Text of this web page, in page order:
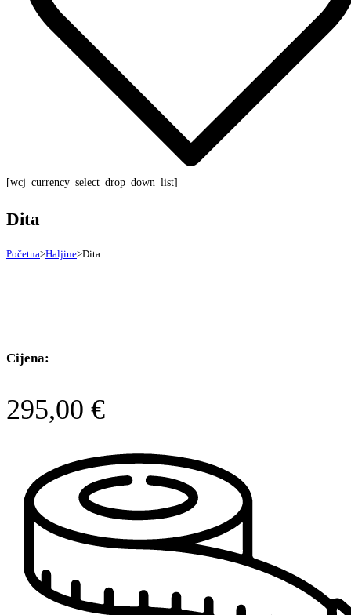
[wcj_currency_select_drop_down_list]
Dita
Početna>Haljine>Dita
Cijena:
295,00 €